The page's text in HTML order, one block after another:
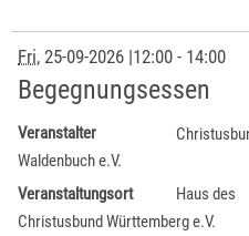
Fri, 25-09-2026 |12:00 - 14:00
Begegnungsessen
Veranstalter
Waldenbuch e.V.
Veranstaltungsort
Haus des
Christusbund Württemberg e.V.